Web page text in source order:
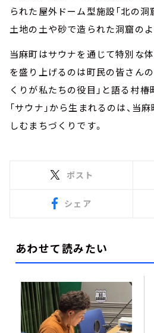
られた屋外ドーム型施設「北の洞
土地の土や砂で造られた洞窟のよ
当麻町はサウナを通じて特別な
を盛り上げるのは町民の皆さんの
くりが私たちの役目」と語る村椿
「サウナ」から生まれるのは、当
しむまちづくりです。
ポスト
シェア
あわせて読みたい